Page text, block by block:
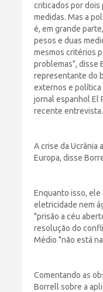
criticados por dois
medidas. Mas a
é, em grande
pesos e duas
mesmos critérios
problemas", disse
representante do
externos e política
jornal espanhol El
recente entrevista.
A crise da Ucrânia
Europa, disse
Enquanto isso, ele
eletricidade nem
"prisão a céu
resolução do
Médio "não está
Comentando as
Borrell sobre a